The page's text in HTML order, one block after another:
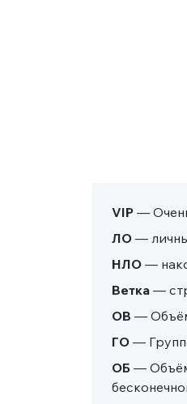
VIP —
ЛО —
НЛО —
Ветка —
ОВ —
ГО —
ОБ — Объём